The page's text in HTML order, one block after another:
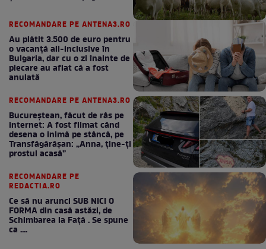
RECOMANDARE PE ANTENA3.RO
Au plătit 3.500 de euro pentru
o vacanță all-inclusive în
Bulgaria, dar cu o zi înainte de
plecare au aflat că a fost
anulată
RECOMANDARE PE ANTENA3.RO
Bucureștean, făcut de râs pe
internet: A fost filmat când
desena o inimă pe stâncă, pe
Transfăgărășan: „Anna, ține-ți
prostul acasă”
RECOMANDARE PE
REDACTIA.RO
Ce să nu arunci SUB NICI O
FORMA din casă astăzi, de
Schimbarea la Față . Se spune
ca ....